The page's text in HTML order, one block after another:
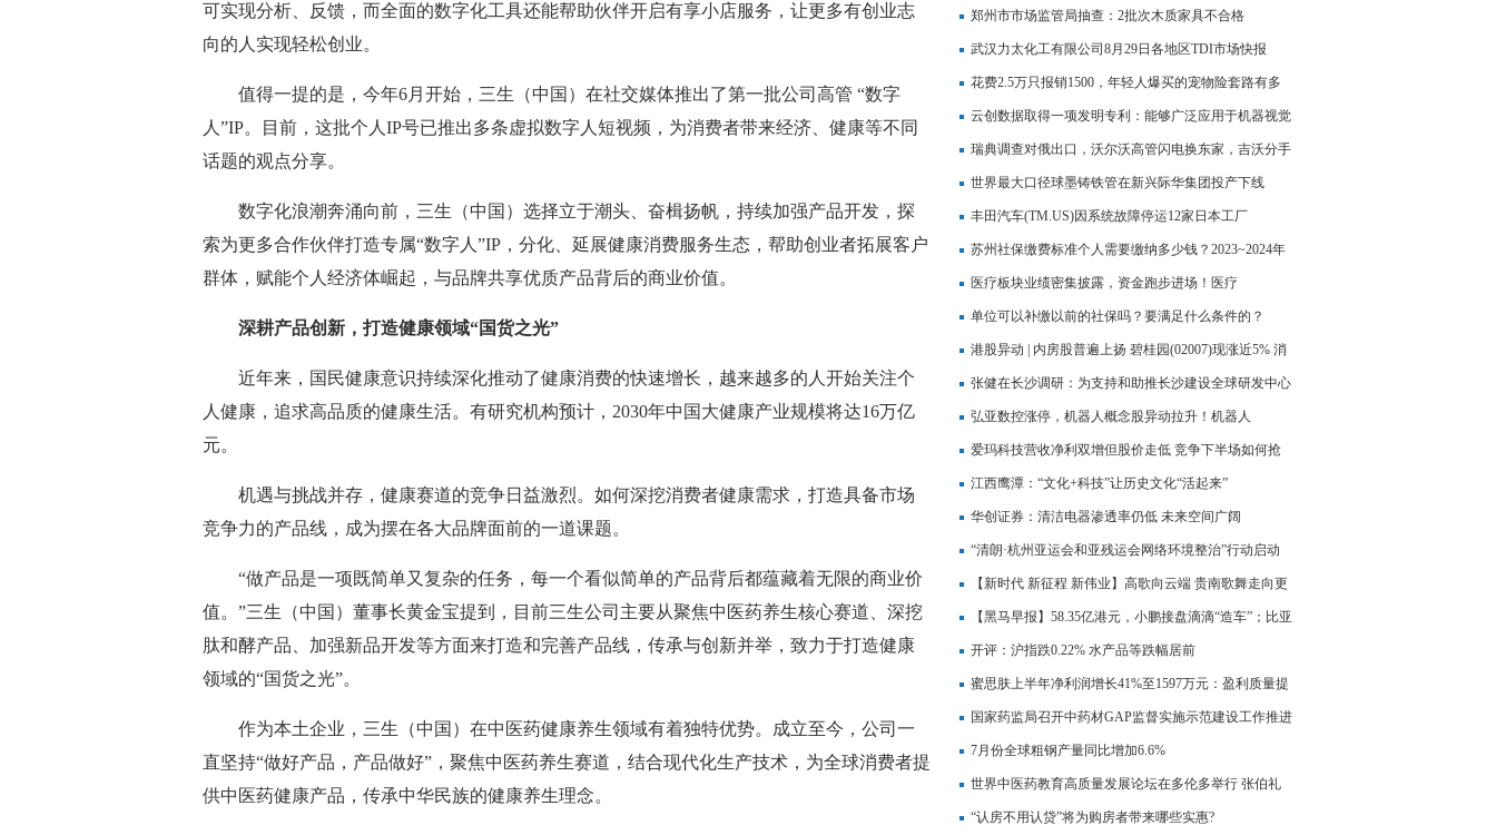
可实现分析、反馈，而全面的数字化工具还能帮助伙伴开启有享小店服务，让更多有创业志
向的人实现轻松创业。
值得一提的是，今年6月开始，三生（中国）在社交媒体推出了第一批公司高管 “数字
人”IP。目前，这批个人IP号已推出多条虚拟数字人短视频，为消费者带来经济、健康等不同
话题的观点分享。
数字化浪潮奔涌向前，三生（中国）选择立于潮头、奋楫扬帆，持续加强产品开发，探
索为更多合作伙伴打造专属“数字人”IP，分化、延展健康消费服务生态，帮助创业者拓展客户
群体，赋能个人经济体崛起，与品牌共享优质产品背后的商业价值。
深耕产品创新，打造健康领域“国货之光”
近年来，国民健康意识持续深化推动了健康消费的快速增长，越来越多的人开始关注个
人健康，追求高品质的健康生活。有研究机构预计，2030年中国大健康产业规模将达16万亿
元。
机遇与挑战并存，健康赛道的竞争日益激烈。如何深挖消费者健康需求，打造具备市场
竞争力的产品线，成为摆在各大品牌面前的一道课题。
“做产品是一项既简单又复杂的任务，每一个看似简单的产品背后都蕴藏着无限的商业价
值。”三生（中国）董事长黄金宝提到，目前三生公司主要从聚焦中医药养生核心赛道、深挖
肽和酵产品、加强新品开发等方面来打造和完善产品线，传承与创新并举，致力于打造健康
领域的“国货之光”。
作为本土企业，三生（中国）在中医药健康养生领域有着独特优势。成立至今，公司一
直坚持“做好产品，产品做好”，聚焦中医药养生赛道，结合现代化生产技术，为全球消费者提
供中医药健康产品，传承中华民族的健康养生理念。
郑州市市场监管局抽查：2批次木质家具不合格
武汉力太化工有限公司8月29日各地区TDI市场快报
花费2.5万只报销1500，年轻人爆买的宠物险套路有多
深？
云创数据取得一项发明专利：能够广泛应用于机器视觉
中的目标分割场景
瑞典调查对俄出口，沃尔沃高管闪电换东家，吉沃分手
倒计时？
世界最大口径球墨铸铁管在新兴际华集团投产下线
丰田汽车(TM.US)因系统故障停运12家日本工厂
苏州社保缴费标准个人需要缴纳多少钱？2023~2024年
苏州社保缴费多少钱一个月
医疗板块业绩密集披露，资金跑步进场！医疗
ETF(512170)融资余额历史首次突破10亿元大关
单位可以补缴以前的社保吗？要满足什么条件的？
港股异动 | 内房股普遍上扬 碧桂园(02007)现涨近5% 消
息称存量房贷利率即将下调
张健在长沙调研：为支持和助推长沙建设全球研发中心
城市广泛汇聚智慧力量
弘亚数控涨停，机器人概念股异动拉升！机器人
ETF(562500)延续反弹
爱玛科技营收净利双增但股价走低 竞争下半场如何抢
占先机
江西鹰潭：“文化+科技”让历史文化“活起来”
华创证券：清洁电器渗透率仍低 未来空间广阔
“清朗·杭州亚运会和亚残运会网络环境整治”行动启动
【新时代 新征程 新伟业】高歌向云端 贵南歌舞走向更
大舞台
【黑马早报】58.35亿港元，小鹏接盘滴滴“造车”；比亚
迪史上最大并购案来了；董明珠怒斥员工吃着碗里看着
锅里；家乐福广深门店已全部关闭...
开评：沪指跌0.22% 水产品等跌幅居前
蜜思肤上半年净利润增长41%至1597万元：盈利质量提
升 资产状况稳健
国家药监局召开中药材GAP监督实施示范建设工作推进
会
7月份全球粗钢产量同比增加6.6%
世界中医药教育高质量发展论坛在多伦多举行 张伯礼
看好中西医结合
“认房不用认贷”将为购房者带来哪些实惠?